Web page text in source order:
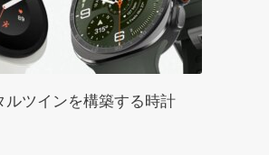
ルツインを構築する時計